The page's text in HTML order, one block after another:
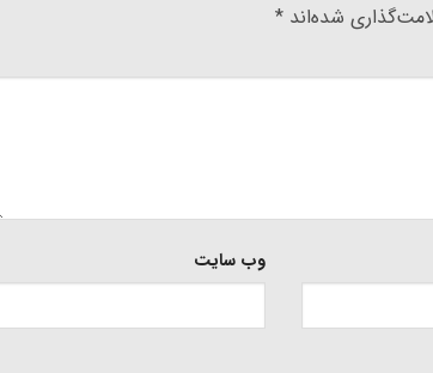
شده‌اند *
وب‌ سایت